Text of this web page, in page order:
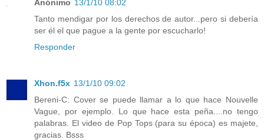
Anónimo 13/1/10 08:02
Tanto mendigar por los derechos de autor...pero si debería
ser él el que pague a la gente por escucharlo!
Responder
Xhon.f5x 13/1/10 09:02
Bereni-C: Cover se puede llamar a lo que hace Nouvelle
Vague, por ejemplo. Lo que hace esta peña....no tengo
palabras. El video de Pop Tops (para su época) es majete,
gracias. Bsss